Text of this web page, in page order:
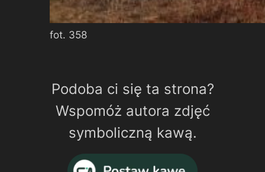
fot. 358
Podoba ci się ta strona?
Wspomóż autora zdjęć
symboliczną kawą.